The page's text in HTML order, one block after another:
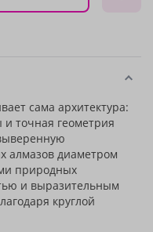
сама архитектура:
точная геометрия
алмазов диаметром
природных
и выразительным
круглой